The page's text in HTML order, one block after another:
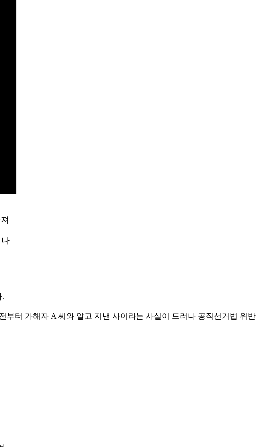
.
부터 가해자 A 씨와 알고 지낸 사이라는 사실이 드러나 공직선거법 위반